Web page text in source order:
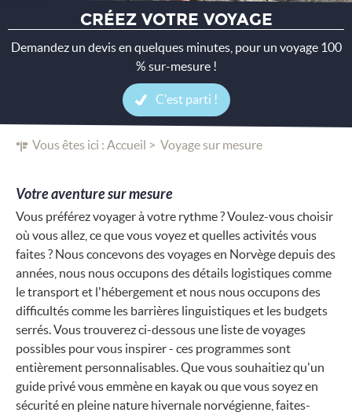
CRÉEZ VOTRE VOYAGE
Demandez un devis en quelques minutes, pour un voyage 100
% sur-mesure !
C'est parti !
Vous êtes ici : Accueil Voyage sur mesure
Votre aventure sur mesure
Vous préférez voyager à votre rythme ? Voulez-vous choisir
où vous allez, ce que vous voyez et quelles activités vous
faites ? Nous concevons des voyages en Norvège depuis des
années, nous nous occupons des détails logistiques comme
le transport et l'hébergement et nous nous occupons des
difficultés comme les barrières linguistiques et les budgets
serrés. Vous trouverez ci-dessous une liste de voyages
possibles pour vous inspirer - ces programmes sont
entièrement personnalisables. Que vous souhaitiez qu'un
guide privé vous emmène en kayak ou que vous soyez en
sécurité en pleine nature hivernale norvégienne, faites-